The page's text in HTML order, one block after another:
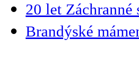
20 let Záchranné
Brandýské